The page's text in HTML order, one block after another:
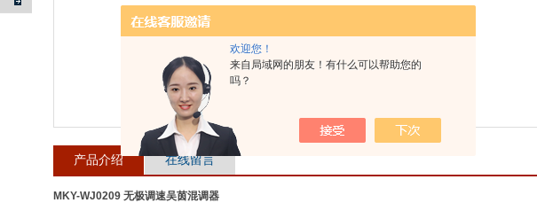
欢迎您！
来自局域网的朋友！有什么可以帮助您的
吗？
产品介绍 在线留言
MKY-WJ0209 无极调速吴茵混调器